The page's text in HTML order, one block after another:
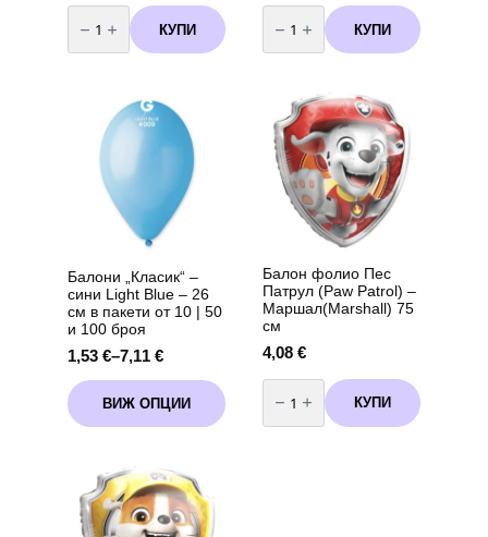
количество
за
Парти
салфетки
броя
вариант
КУПИ
количество
за
Балон
Фолио
Baby
Shark
дръжка
КУПИ
Балони „Класик“ –
сини Light Blue – 26
см в пакети от 10 | 50
и 100 броя
1,53 €–7,11 €
Price
range:
1,53 €
through
ВИЖ ОПЦИИ
This
product
has
variants.
options
may
Балон фолио Пес
Патрул (Paw Patrol) –
Маршал(Marshall) 75
см
4,08 €
количество
за
Балон
фолио
КУПИ